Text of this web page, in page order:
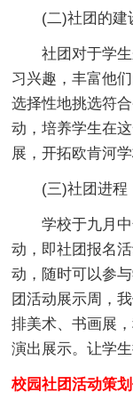
(二)社团的建
社团对于学生
习兴趣，丰富他
选择性地挑选符
动，培养学生在
展，开拓欧肯河
(三)社团进程
学校于九月中
动，即社团报名
动，随时可以参
团活动展示周，
排美术、书画展
演出展示。让学
校园社团活动策